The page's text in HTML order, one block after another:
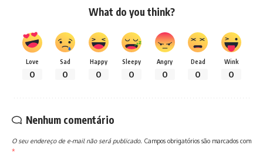
What do you think?
Love
0
Sad
0
Happy
0
Sleepy
0
Angry
0
Dead
0
Wink
0
Nenhum comentário
O seu endereço de e-mail não será publicado. Campos obrigatórios são marcados com
*